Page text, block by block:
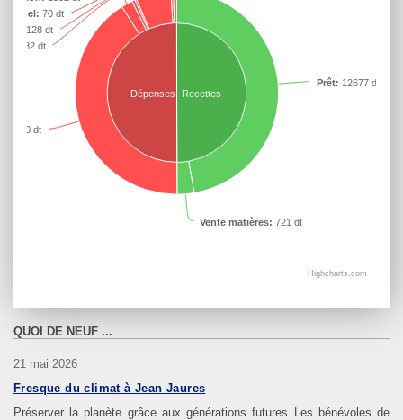
Recettes
Dépenses
Prêt: 12677 dt
Vente matières: 721 dt
11000 dt
482 dt
128 dt
/ Fuel: 70 dt
Highcharts.com
QUOI DE NEUF ...
21 mai 2026
Fresque du climat à Jean Jaures
Préserver la planète grâce aux générations futures Les bénévoles de